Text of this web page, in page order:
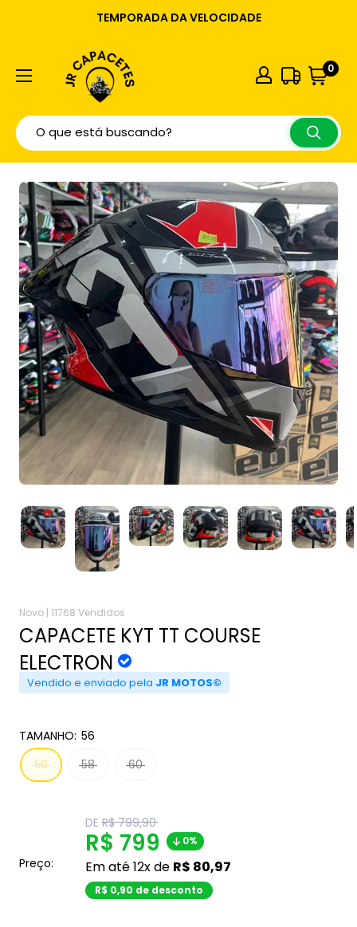
TEMPORADA DA VELOCIDADE
0
Novo | 11768 Vendidos
CAPACETE KYT TT COURSE
ELECTRON
Vendido e enviado pela JR MOTOS©
TAMANHO: 56
56
58 60
Preço:
DETranslation
missing:
pt-
BR.product.general.regular_price
R$ 799,90
Translation
missing:
pt-
R$ 799 0%
Em até 12x de R$ 80,97
R$ 0,90 de desconto